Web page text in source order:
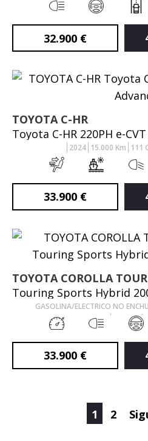
32.900 €
TOYOTA C-HR
Toyota C-HR 220PH e-
2024 15.000 Km 111
33.900 €
TOYOTA COROLLA
Touring Sports Hybrid
GASOLINA/ELECTRICO NO
33.900 €
1 2